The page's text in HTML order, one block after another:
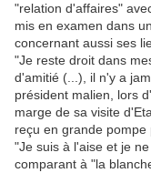
"relation d'affaires"
mis en examen dans
concernant aussi ses
"Je reste droit dans
d'amitié (...), il n'y a
président malien, lors
marge de sa visite
reçu en grande pompe
"Je suis à l'aise et je
comparant à "la